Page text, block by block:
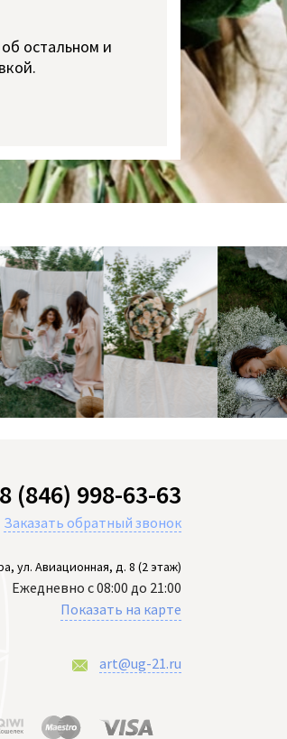
остальном и
8 (846) 998-63-63
Заказать обратный звонок
ул. Авиационная, д. 8 (2 этаж)
Ежедневно с 08:00 до 21:00
Показать на карте
art@ug-21.ru